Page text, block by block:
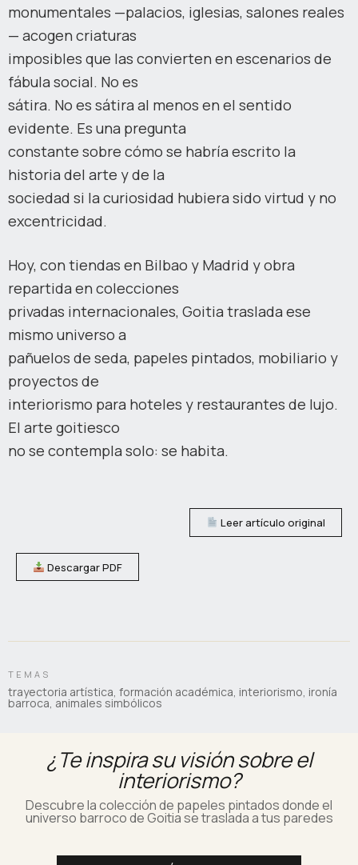
monumentales —palacios, iglesias, salones reales
— acogen criaturas
imposibles que las convierten en escenarios de
fábula social. No es
sátira. No es sátira al menos en el sentido
evidente. Es una pregunta
constante sobre cómo se habría escrito la
historia del arte y de la
sociedad si la curiosidad hubiera sido virtud y no
excentricidad.
Hoy, con tiendas en Bilbao y Madrid y obra
repartida en colecciones
privadas internacionales, Goitia traslada ese
mismo universo a
pañuelos de seda, papeles pintados, mobiliario y
proyectos de
interiorismo para hoteles y restaurantes de lujo.
El arte goitiesco
no se contempla solo: se habita.
Leer artículo original
Descargar PDF
TEMAS
trayectoria artística, formación académica, interiorismo, ironía
barroca, animales simbólicos
¿Te inspira su visión sobre el
interiorismo?
Descubre la colección de papeles pintados donde el
universo barroco de Goitia se traslada a tus paredes